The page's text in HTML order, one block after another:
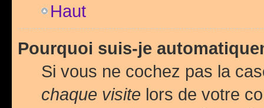
Haut
Pourquoi suis-je
Si vous ne cochez pas la
chaque visite lors de votre